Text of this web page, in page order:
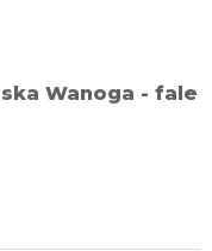
Wanoga - fale